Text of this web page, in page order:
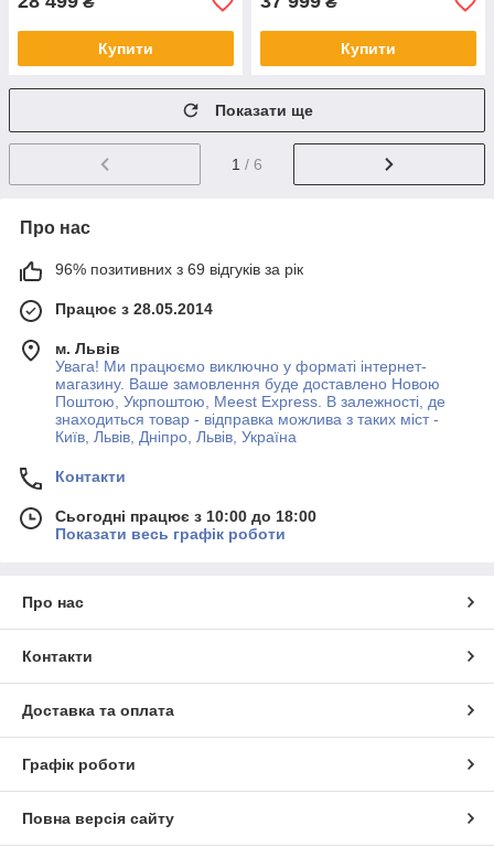
Купити Купити
Показати ще
1 / 6
Про нас
96% позитивних з 69 відгуків за рік
Працює з 28.05.2014
м. Львів
Увага! Ми працюємо виключно у форматі інтернет-
магазину. Ваше замовлення буде доставлено Новою
Поштою, Укрпоштою, Meest Express. В залежності, де
знаходиться товар - відправка можлива з таких міст -
Київ, Львів, Дніпро, Львів, Україна
Контакти
Сьогодні працює з 10:00 до 18:00
Показати весь графік роботи
Про нас
Контакти
Доставка та оплата
Графік роботи
Повна версія сайту